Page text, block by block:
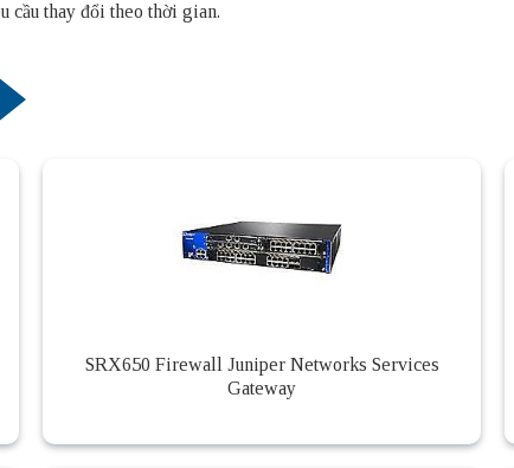
cầu thay đổi theo thời gian.
SRX650 Firewall Juniper Networks Services
Gateway